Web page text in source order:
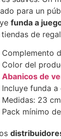
para un
funda a
de
Complemento
Color del
Abanicos de
Incluye funda a
Medidas: 23
Pack mínimo